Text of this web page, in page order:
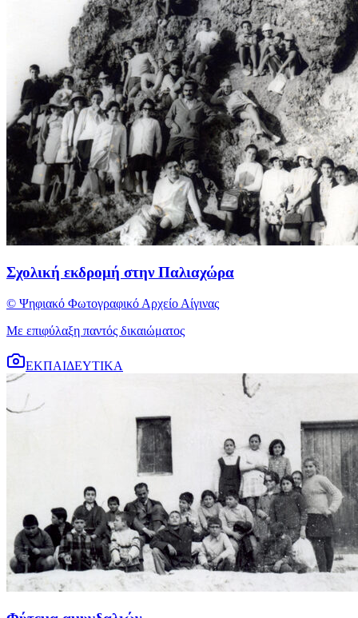
Σχολική εκδρομή στην Παλιαχώρα
© Ψηφιακό Φωτογραφικό Αρχείο Αίγινας
Με επιφύλαξη παντός δικαιώματος
ΕΚΠΑΙΔΕΥΤΙΚΑ